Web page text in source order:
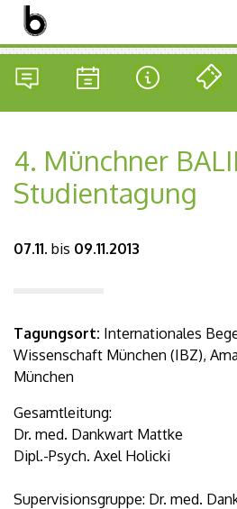
4. Münchner
Studientagung
07.11. bis 09.11.2013
Tagungsort: Internationales
Wissenschaft München (IBZ),
München
Gesamtleitung:
Dr. med. Dankwart Mattke
Dipl.-Psych. Axel Holicki
Supervisionsgruppe: Dr. med.